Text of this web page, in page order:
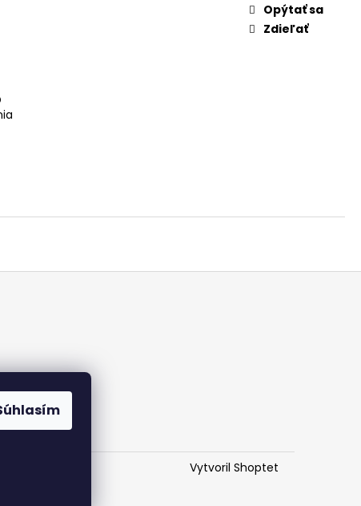
Opýtať sa
Zdieľať
Vytvoril Shoptet